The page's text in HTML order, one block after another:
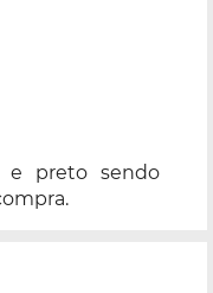
e preto sendo